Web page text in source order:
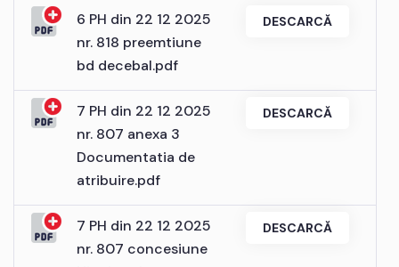
6 PH din 22 12 2025
nr. 818 preemtiune
bd decebal.pdf
DESCARCĂ
7 PH din 22 12 2025
nr. 807 anexa 3
Documentatia de
atribuire.pdf
DESCARCĂ
7 PH din 22 12 2025
nr. 807 concesiune
DESCARCĂ